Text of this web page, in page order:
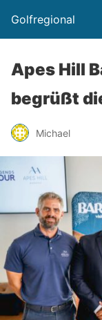
Golfregional
Apes Hill
begrüßt
Michael